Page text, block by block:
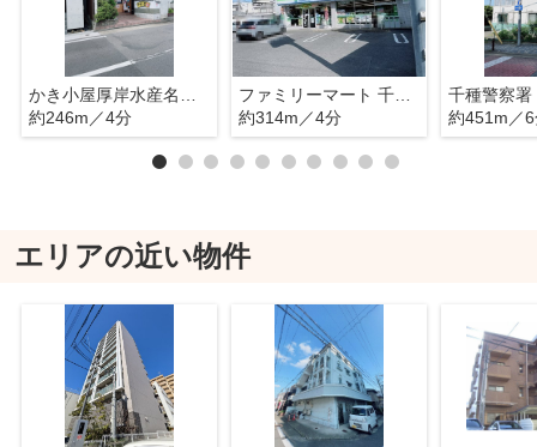
約246m／4分
ファミリーマート 千種向陽店
約314m／4分
千種警察署
約451m／
エリアの近い物件